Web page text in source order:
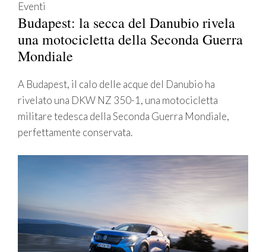
Eventi
Budapest: la secca del Danubio rivela
una motocicletta della Seconda Guerra
Mondiale
A Budapest, il calo delle acque del Danubio ha
rivelato una DKW NZ 350-1, una motocicletta
militare tedesca della Seconda Guerra Mondiale,
perfettamente conservata.